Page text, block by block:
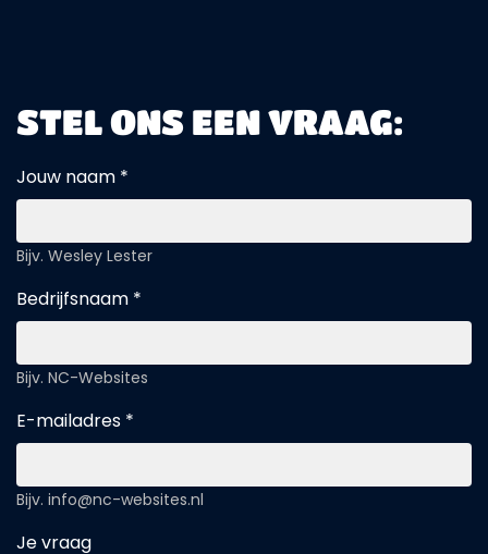
STEL ONS EEN VRAAG:
Jouw naam *
Bijv. Wesley Lester
Bedrijfsnaam *
Bijv. NC-Websites
E-mailadres *
Bijv. info@nc-websites.nl
Je vraag